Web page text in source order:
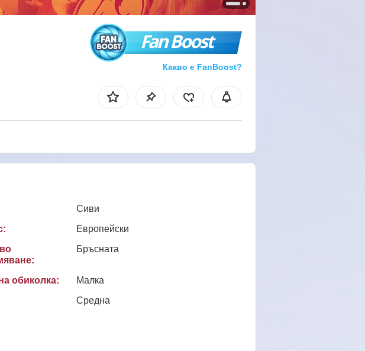
Fan Boost
Какво е FanBoost?
Сиви
Европейски
Бръсната
обиколка:
Малкa
Среднa